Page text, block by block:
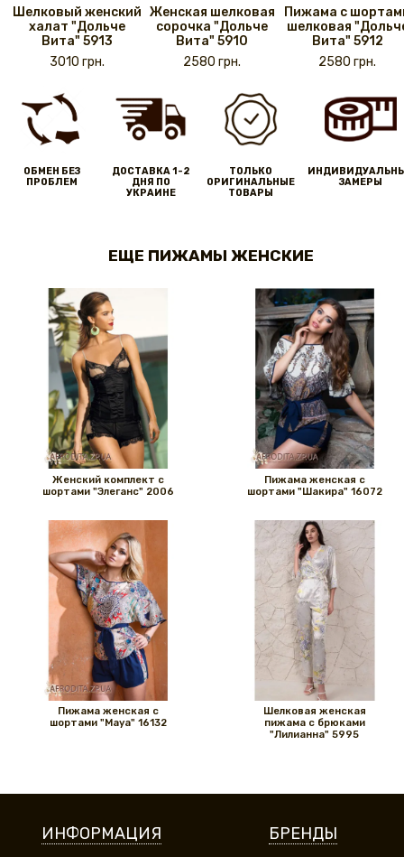
Шелковый женский
халат "Дольче
Вита" 5913
3010 грн.
Женская шелковая
сорочка "Дольче
Вита" 5910
2580 грн.
Пижама с
шелковая
Вита" 5912
2580 грн.
ОБМЕН БЕЗ
ПРОБЛЕМ
ДОСТАВКА 1-2
ДНЯ ПО
УКРАИНЕ
ТОЛЬКО
ОРИГИНАЛЬНЫЕ
ТОВАРЫ
ЗАМЕРЫ
ЕЩЕ ПИЖАМЫ ЖЕНСКИЕ
Женский комплект с
шортами "Элеганс" 2006
Пижама женская с
шортами "Шакира" 16072
Пижама женская с
шортами "Maya" 16132
Шелковая женская
пижама с брюками
"Лилианна" 5995
ИНФОРМАЦИЯ БРЕНДЫ